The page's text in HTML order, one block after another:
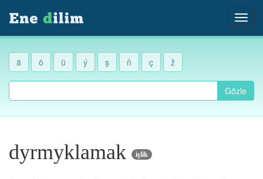
ä ö ü ý ş ň ç ž
Gözle
dyrmyklamak işlik